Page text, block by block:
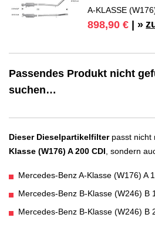
A-KLASSE
898,90 € | »
Passendes Produkt nicht
suchen…
Dieser Dieselpartikelfilterpasst nicht
Klasse (W176) A 200 CDI , sondern
Mercedes-Benz A-Klasse (W176) A
Mercedes-Benz B-Klasse (W246) B
Mercedes-Benz B-Klasse (W246) B